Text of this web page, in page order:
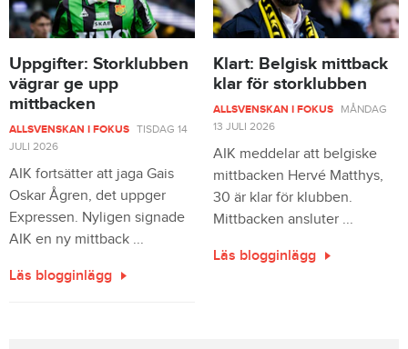
Uppgifter: Storklubben
vägrar ge upp
mittbacken
ALLSVENSKAN I FOKUS TISDAG 14
JULI 2026
AIK fortsätter att jaga Gais
Oskar Ågren, det uppger
Expressen. Nyligen signade
AIK en ny mittback ...
Läs blogginlägg
Klart: Belgisk mittback
klar för storklubben
ALLSVENSKAN I FOKUS
MÅNDAG
13 JULI 2026
AIK meddelar att belgiske
mittbacken Hervé Matthys,
30 är klar för klubben.
Mittbacken ansluter ...
Läs blogginlägg